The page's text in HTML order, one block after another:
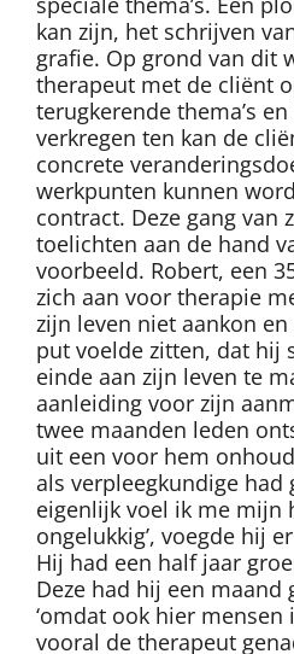
kan zijn, het schrijven
grafie. Op grond van dit
therapeut met de cliënt
terugkerende thema’s
verkregen ten kan de
concrete
werkpunten kunnen
contract. Deze gang van
toelichten aan de hand
voorbeeld. Robert, een
zich aan voor therapie
zijn leven niet aankon
put voelde zitten, dat hij
einde aan zijn leven te
aanleiding voor zijn
twee maanden leden
uit een voor hem
als verpleegkundige had
eigenlijk voel ik me mijn
ongelukkig’, voegde hij
Hij had een half jaar
Deze had hij een maand
‘omdat ook hier mensen
vooral de therapeut